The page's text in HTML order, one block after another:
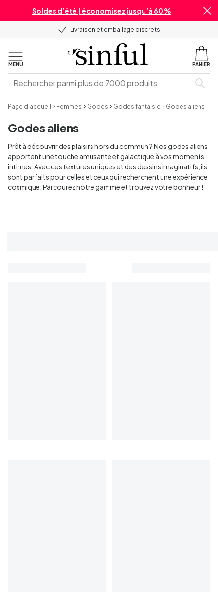
Soldes d’été | économisez jusqu’à 60 %
Livraison et emballage discrets
MENU PANIER
Page d'accueil Femmes Godes Godes fantaisie Godes aliens
Godes aliens
Prêt à découvrir des plaisirs hors du commun ? Nos godes aliens
apportent une touche amusante et galactique à vos moments
intimes. Avec des textures uniques et des dessins imaginatifs, ils
sont parfaits pour celles et ceux qui recherchent une expérience
cosmique. Parcourez notre gamme et trouvez votre bonheur !